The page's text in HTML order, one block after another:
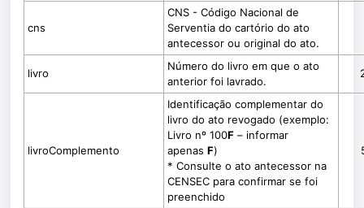
cns
CNS - Código Nacional de
Serventia do cartório do ato
antecessor ou original do ato.
livro
Número do livro em que o ato
anterior foi lavrado.
livroComplemento
Identificação complementar do
livro do ato revogado (exemplo:
Livro nº 100F – informar
apenas F)
* Consulte o ato antecessor na
CENSEC para confirmar se foi
preenchido